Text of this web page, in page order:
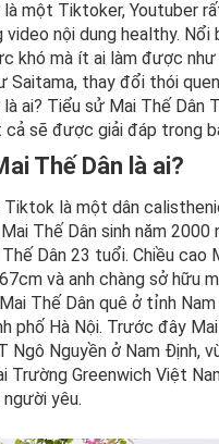
là một Tiktoker, Youtuber
video nội dung healthy. Nổi
khó mà ít ai làm được
Saitama, thay đổi thói
là ai? Tiểu sử Mai Thế Dân
cả sẽ được giải đáp trong
Thế Dân là ai?
Tiktok là một dân
Thế Dân sinh năm 2000
Dân 23 tuổi. Chiều cao
và anh chàng sở hữu
Thế Dân quê ở tỉnh
phố Hà Nội. Trước đây
Ngô Nguyền ở Nam Định,
Trường Greenwich Việt
yêu.